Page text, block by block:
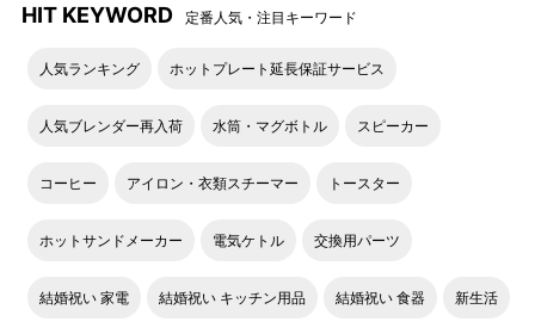
HIT KEYWORD 定番人気・注目キーワード
人気ランキング ホットプレート延長保証サービス
人気ブレンダー再入荷 水筒・マグボトル スピーカー
コーヒー アイロン・衣類スチーマー トースター
ホットサンドメーカー 電気ケトル 交換用パーツ
結婚祝い 家電 結婚祝い キッチン用品 結婚祝い 食器 新生活